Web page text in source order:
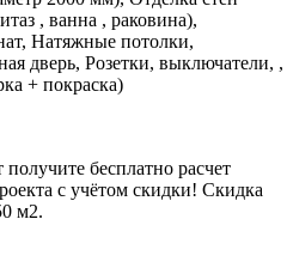
, ванна , раковина),
Натяжные потолки,
дверь, Розетки, выключатели, ,
+ покраска)
получите бесплатно расчет
с учётом скидки! Скидка
м2.